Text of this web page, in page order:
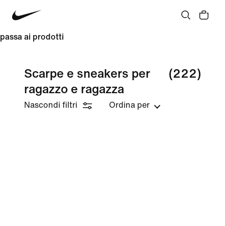
passa ai prodotti
Scarpe e sneakers per
ragazzo e ragazza
(222)
Nascondi filtri Ordina per